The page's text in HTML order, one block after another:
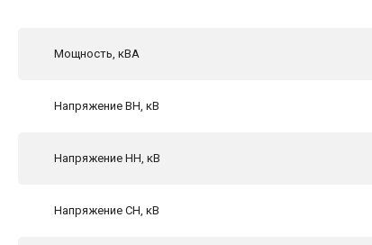
Мощность, кВА
Напряжение ВН, кВ
Напряжение НН, кВ
Напряжение СН, кВ